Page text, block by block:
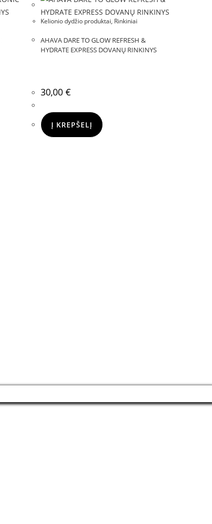
Kelionio dydžio produktai, Rinkiniai
AHAVA DARE TO GLOW REFRESH &
HYDRATE EXPRESS DOVANŲ RINKINYS
30,00€
Į KREPŠELĮ